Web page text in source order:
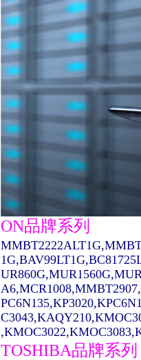
ON品牌系列
TOSHIBA品牌系列